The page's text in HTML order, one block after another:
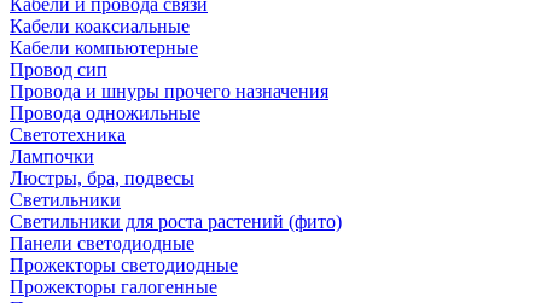
Кабели и провода связи
Кабели коаксиальные
Кабели компьютерные
Провод сип
Провода и шнуры прочего назначения
Провода одножильные
Светотехника
Лампочки
Люстры, бра, подвесы
Светильники
Светильники для роста растений (фито)
Панели светодиодные
Прожекторы светодиодные
Прожекторы галогенные